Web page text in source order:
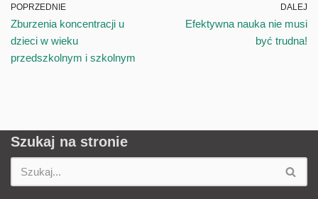
POPRZEDNIE
Zburzenia koncentracji u
dzieci w wieku
przedszkolnym i szkolnym
DALEJ
Efektywna nauka nie musi
być trudna!
Szukaj na stronie